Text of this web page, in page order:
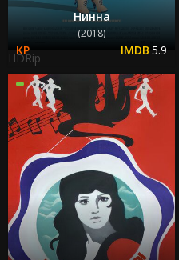
Нинна
(2018)
5.9
HDRip